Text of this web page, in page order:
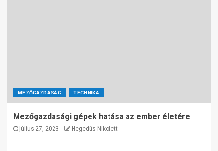
MEZŐGAZDASÁG TECHNIKA
Mezőgazdasági gépek hatása az ember életére
július 27, 2023 Hegedüs Nikolett